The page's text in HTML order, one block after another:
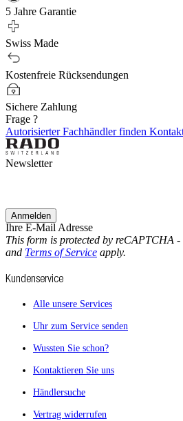
5 Jahre Garantie
Swiss Made
Kostenfreie Rücksendungen
Sichere Zahlung
Frage ?
Autorisierter Fachhändler finden
Newsletter
Ihre E-Mail Adresse
Anmelden
This form is protected by reCAPTCHA -
and Terms of Service apply.
Kundenservice
Alle unsere Services
Uhr zum Service senden
Wussten Sie schon?
Kontaktieren Sie uns
Händlersuche
Vertrag widerrufen